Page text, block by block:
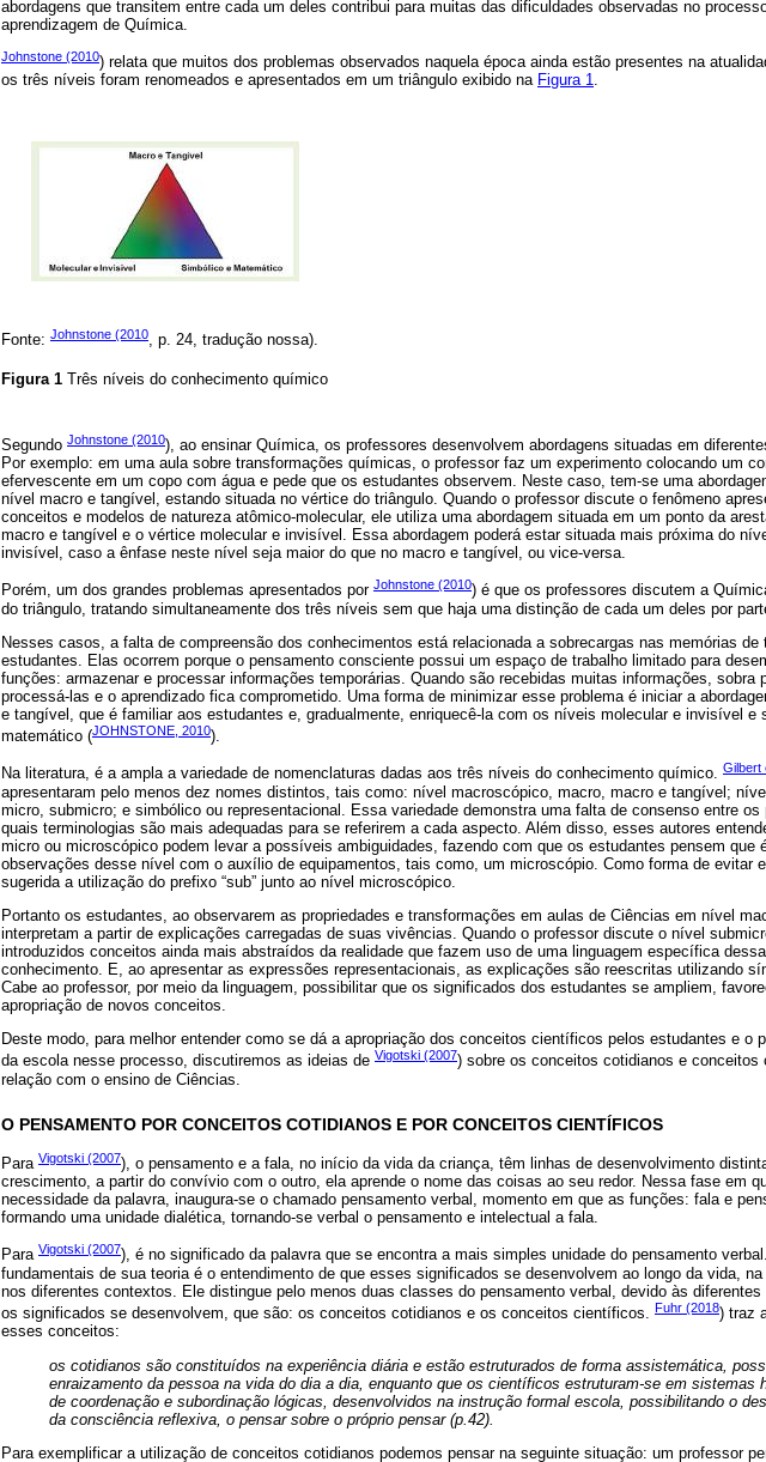
abordagens que transitem entre cada um deles contribui para muitas das dificuldades observadas no
aprendizagem de Química.
Johnstone (2010) relata que muitos dos problemas observados naquela época ainda estão presentes na
os três níveis foram renomeados e apresentados em um triângulo exibido na Figura 1.
Fonte: Johnstone (2010, p. 24, tradução nossa).
Figura 1 Três níveis do conhecimento químico
Segundo Johnstone (2010), ao ensinar Química, os professores desenvolvem abordagens situadas em
Por exemplo: em uma aula sobre transformações químicas, o professor faz um experimento colocando um
efervescente em um copo com água e pede que os estudantes observem. Neste caso, tem-se uma
nível macro e tangível, estando situada no vértice do triângulo. Quando o professor discute o fenômeno
conceitos e modelos de natureza atômico-molecular, ele utiliza uma abordagem situada em um ponto da
macro e tangível e o vértice molecular e invisível. Essa abordagem poderá estar situada mais próxima do
invisível, caso a ênfase neste nível seja maior do que no macro e tangível, ou vice-versa.
Porém, um dos grandes problemas apresentados por Johnstone (2010) é que os professores discutem a
do triângulo, tratando simultaneamente dos três níveis sem que haja uma distinção de cada um deles por
Nesses casos, a falta de compreensão dos conhecimentos está relacionada a sobrecargas nas memórias de
estudantes. Elas ocorrem porque o pensamento consciente possui um espaço de trabalho limitado para
funções: armazenar e processar informações temporárias. Quando são recebidas muitas informações, sobra
processá-las e o aprendizado fica comprometido. Uma forma de minimizar esse problema é iniciar a
e tangível, que é familiar aos estudantes e, gradualmente, enriquecê-la com os níveis molecular e invisível e
matemático (JOHNSTONE, 2010).
Na literatura, é a ampla a variedade de nomenclaturas dadas aos três níveis do conhecimento químico. Gilbert
apresentaram pelo menos dez nomes distintos, tais como: nível macroscópico, macro, macro e tangível;
micro, submicro; e simbólico ou representacional. Essa variedade demonstra uma falta de consenso entre os
quais terminologias são mais adequadas para se referirem a cada aspecto. Além disso, esses autores
micro ou microscópico podem levar a possíveis ambiguidades, fazendo com que os estudantes pensem que
observações desse nível com o auxílio de equipamentos, tais como, um microscópio. Como forma de evitar
sugerida a utilização do prefixo “sub” junto ao nível microscópico.
Portanto os estudantes, ao observarem as propriedades e transformações em aulas de Ciências em nível
interpretam a partir de explicações carregadas de suas vivências. Quando o professor discute o nível
introduzidos conceitos ainda mais abstraídos da realidade que fazem uso de uma linguagem específica
conhecimento. E, ao apresentar as expressões representacionais, as explicações são reescritas utilizando
Cabe ao professor, por meio da linguagem, possibilitar que os significados dos estudantes se ampliem,
apropriação de novos conceitos.
Deste modo, para melhor entender como se dá a apropriação dos conceitos científicos pelos estudantes e o
da escola nesse processo, discutiremos as ideias de Vigotski (2007) sobre os conceitos cotidianos e
relação com o ensino de Ciências.
O PENSAMENTO POR CONCEITOS COTIDIANOS E POR CONCEITOS CIENTÍFICOS
Para Vigotski (2007), o pensamento e a fala, no início da vida da criança, têm linhas de desenvolvimento
crescimento, a partir do convívio com o outro, ela aprende o nome das coisas ao seu redor. Nessa fase em
necessidade da palavra, inaugura-se o chamado pensamento verbal, momento em que as funções: fala e
formando uma unidade dialética, tornando-se verbal o pensamento e intelectual a fala.
Para Vigotski (2007), é no significado da palavra que se encontra a mais simples unidade do pensamento
fundamentais de sua teoria é o entendimento de que esses significados se desenvolvem ao longo da vida,
nos diferentes contextos. Ele distingue pelo menos duas classes do pensamento verbal, devido às
os significados se desenvolvem, que são: os conceitos cotidianos e os conceitos científicos. Fuhr (2018) traz
esses conceitos:
os cotidianos são constituídos na experiência diária e estão estruturados de forma assistemática,
enraizamento da pessoa na vida do dia a dia, enquanto que os científicos estruturam-se em sistemas
de coordenação e subordinação lógicas, desenvolvidos na instrução formal escola, possibilitando o
da consciência reflexiva, o pensar sobre o próprio pensar (p.42).
Para exemplificar a utilização de conceitos cotidianos podemos pensar na seguinte situação: um professor